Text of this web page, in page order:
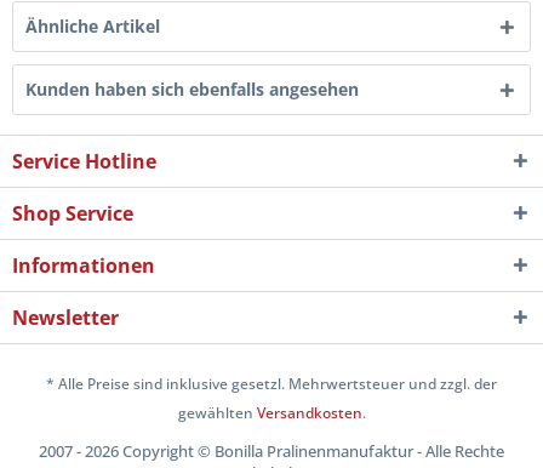
Ähnliche Artikel
Kunden haben sich ebenfalls angesehen
Service Hotline
Shop Service
Informationen
Newsletter
* Alle Preise sind inklusive gesetzl. Mehrwertsteuer und zzgl. der
gewählten Versandkosten.
2007 - 2026 Copyright © Bonilla Pralinenmanufaktur - Alle Rechte